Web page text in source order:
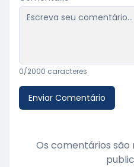
0/2000 caracteres
Enviar Comentário
Os comentários